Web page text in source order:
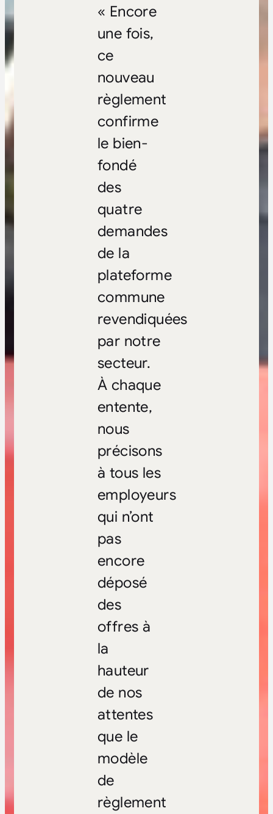
« Encore
une fois,
ce
nouveau
règlement
confirme
le bien-
fondé
des
quatre
demandes
de la
plateforme
commune
revendiquées
par notre
secteur.
À chaque
entente,
nous
précisons
à tous les
employeurs
qui n’ont
pas
encore
déposé
des
offres à
la
hauteur
de nos
attentes
que le
modèle
de
règlement